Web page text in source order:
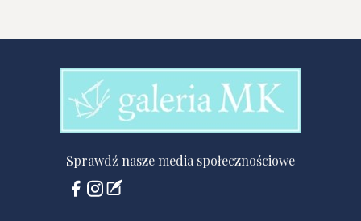
Sprawdź nasze media społecznościowe